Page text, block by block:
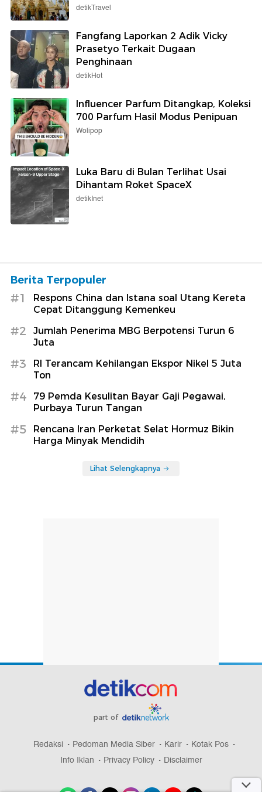
detikTravel
Fangfang Laporkan 2 Adik Vicky
Prasetyo Terkait Dugaan
Penghinaan
detikHot
Influencer Parfum Ditangkap, Koleksi
700 Parfum Hasil Modus Penipuan
Wolipop
Luka Baru di Bulan Terlihat Usai
Dihantam Roket SpaceX
detikInet
Berita Terpopuler
#1
Respons China dan Istana soal Utang Kereta
Cepat Ditanggung Kemenkeu
#2
Jumlah Penerima MBG Berpotensi Turun 6
Juta
#3
RI Terancam Kehilangan Ekspor Nikel 5 Juta
Ton
#4
79 Pemda Kesulitan Bayar Gaji Pegawai,
Purbaya Turun Tangan
#5
Rencana Iran Perketat Selat Hormuz Bikin
Harga Minyak Mendidih
Lihat Selengkapnya
part of
Redaksi Pedoman Media Siber Karir
Kotak Pos
Info Iklan
Privacy Policy Disclaimer